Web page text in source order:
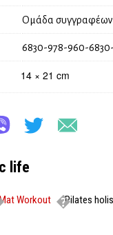
14 × 21 cm
Ομάδα συγγραφέων
6830-978-960-
life
Workout Pilates